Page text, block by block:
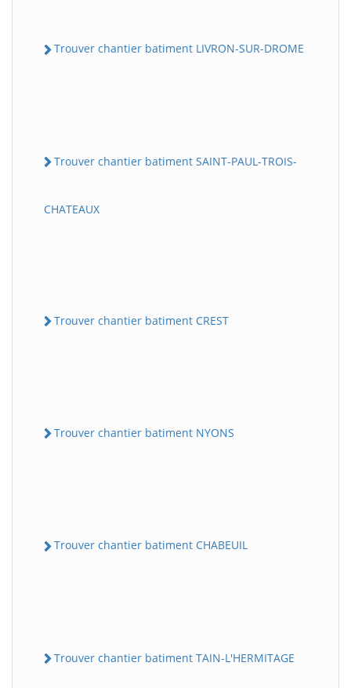
Trouver chantier batiment LIVRON-SUR-DROME
Trouver chantier batiment SAINT-PAUL-TROIS-
CHATEAUX
Trouver chantier batiment CREST
Trouver chantier batiment NYONS
Trouver chantier batiment CHABEUIL
Trouver chantier batiment TAIN-L'HERMITAGE